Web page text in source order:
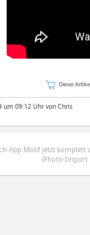
Dieser
um 09:12 Uhr von Chris
App Motif jetzt komplett
iPhoto-Import